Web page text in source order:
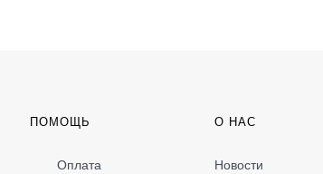
ПОМОЩЬ
Оплата
О НАС
Новости